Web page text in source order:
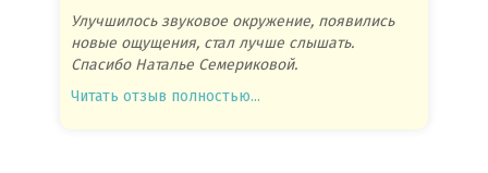
Улучшилось звуковое окружение, появились
новые ощущения, стал лучше слышать.
Спасибо Наталье Семериковой.
Читать отзыв полностью...